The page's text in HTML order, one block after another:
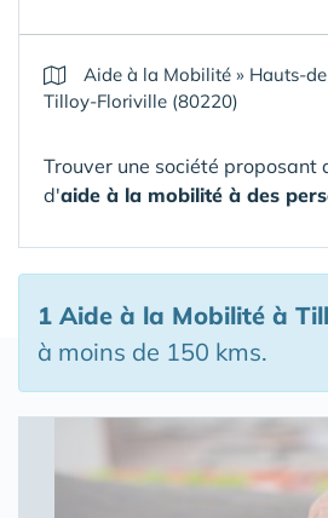
Aide à la Mobilité » Hauts-
Tilloy-Floriville (80220)
Trouver une société proposant
d'aide à la mobilité à des
1 Aide à la Mobilité à
à moins de 150 kms.